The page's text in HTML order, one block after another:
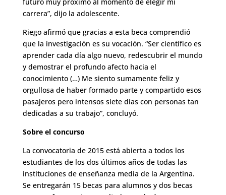
futuro muy próximo al momento de elegir mi
carrera”, dijo la adolescente.
Riego afirmó que gracias a esta beca comprendió
que la investigación es su vocación. “Ser científico es
aprender cada día algo nuevo, redescubrir el mundo
y demostrar el profundo afecto hacia el
conocimiento (…) Me siento sumamente feliz y
orgullosa de haber formado parte y compartido esos
pasajeros pero intensos siete días con personas tan
dedicadas a su trabajo”, concluyó.
Sobre el concurso
La convocatoria de 2015 está abierta a todos los
estudiantes de los dos últimos años de todas las
instituciones de enseñanza media de la Argentina.
Se entregarán 15 becas para alumnos y dos becas